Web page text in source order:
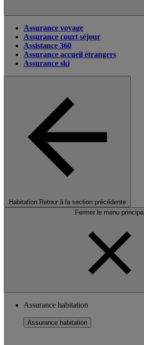
Assurance voyage
Assurance court séjour
Assistance 360
Assurance accueil étrangers
Assurance ski
Habitation Retour à la section précédente
Fermer le menu principal
Assurance habitation
Assurance habitation